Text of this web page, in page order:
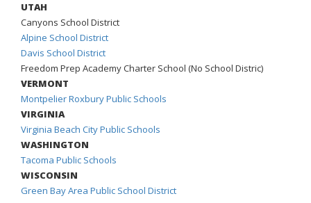
UTAH
Canyons School District
Alpine School District
Davis School District
Freedom Prep Academy Charter School (No School Distric)
VERMONT
Montpelier Roxbury Public Schools
VIRGINIA
Virginia Beach City Public Schools
WASHINGTON
Tacoma Public Schools
WISCONSIN
Green Bay Area Public School District